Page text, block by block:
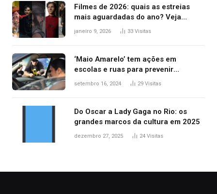
Filmes de 2026: quais as estreias
mais aguardadas do ano? Veja
principais lançamentos do cinema
janeiro 9, 2026 33 Visitas
‘Maio Amarelo’ tem ações em
escolas e ruas para prevenir
acidentes no trânsito no AP
setembro 16, 2024 29 Visitas
Do Oscar a Lady Gaga no Rio: os
grandes marcos da cultura em 2025
dezembro 27, 2025 24 Visitas